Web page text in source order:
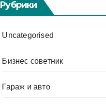
Рубрики
Uncategorised
Бизнес советник
Гараж и авто